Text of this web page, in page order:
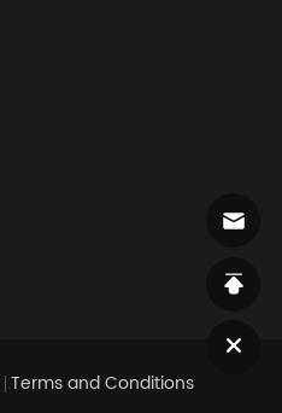
Terms and Conditions